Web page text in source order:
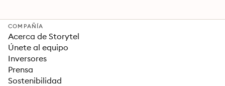
COMPAÑÍA
Acerca de Storytel
Únete al equipo
Inversores
Prensa
Sostenibilidad